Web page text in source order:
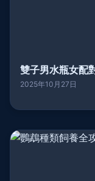
雙子男水瓶女配
2025年10月27日